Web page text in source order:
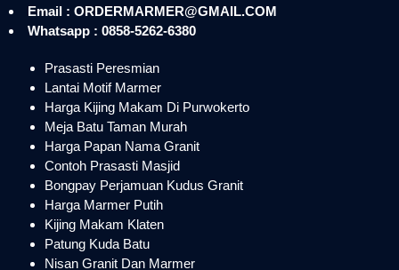
Email : ORDERMARMER@GMAIL.COM
Whatsapp : 0858-5262-6380
Prasasti Peresmian
Lantai Motif Marmer
Harga Kijing Makam Di Purwokerto
Meja Batu Taman Murah
Harga Papan Nama Granit
Contoh Prasasti Masjid
Bongpay Perjamuan Kudus Granit
Harga Marmer Putih
Kijing Makam Klaten
Patung Kuda Batu
Nisan Granit Dan Marmer